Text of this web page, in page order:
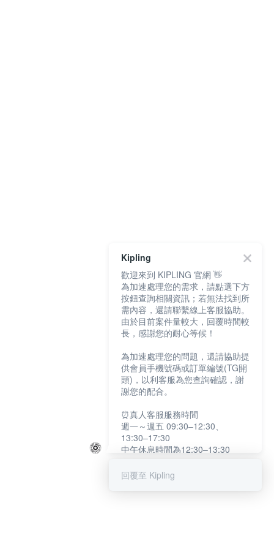
Kipling
歡迎來到 KIPLING 官網 👋
為加速處理您的需求，請點選下方
按鈕查詢相關資訊；若無法找到所
需內容，還請聯繫線上客服協助。
由於目前案件量較大，回覆時間較
長，感謝您的耐心等候！
為加速處理您的問題，還請協助提
供會員手機號碼或訂單編號(TG開
頭)，以利客服為您查詢確認，謝
謝您的配合。
⏰真人客服服務時間
週一～週五 09:30–12:30、
13:30–17:30
中午休息時間為12:30–13:30
提醒您：系統會自動已讀訊息，如
回覆至 Kipling